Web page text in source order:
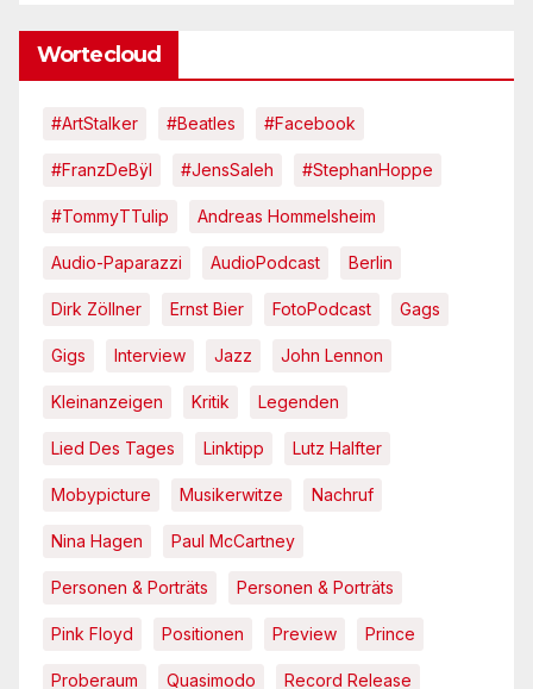
Wortecloud
#ArtStalker #Beatles #Facebook
#FranzDeBÿl #JensSaleh #StephanHoppe
#TommyTTulip Andreas Hommelsheim
Audio-Paparazzi AudioPodcast Berlin
Dirk Zöllner Ernst Bier FotoPodcast Gags
Gigs Interview Jazz John Lennon
Kleinanzeigen Kritik Legenden
Lied Des Tages Linktipp Lutz Halfter
Mobypicture Musikerwitze Nachruf
Nina Hagen Paul McCartney
Personen & Porträts Personen & Porträts
Pink Floyd Positionen Preview Prince
Proberaum Quasimodo Record Release